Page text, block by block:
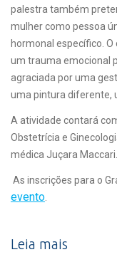
palestra também
mulher como pessoa
hormonal específico.
um trauma emocional
agraciada por uma
uma pintura diferente,
A atividade contará
Obstetrícia e
médica Juçara Maccari.
As inscrições para o
evento
Leia mais